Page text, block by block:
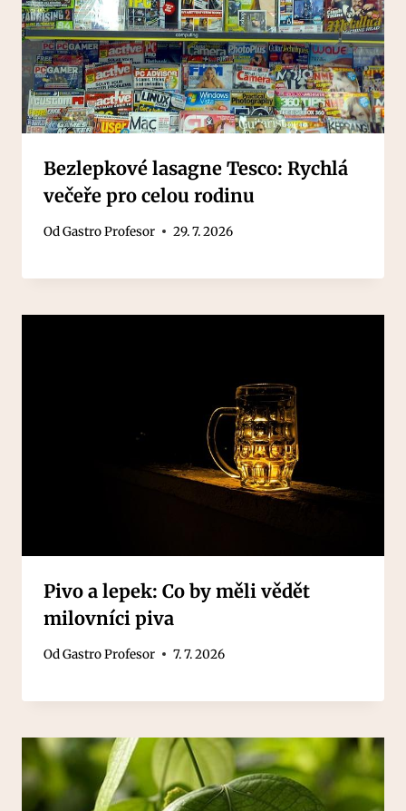
Bezlepkové lasagne Tesco: Rychlá
večeře pro celou rodinu
OdGastro Profesor 29. 7. 2026
Pivo a lepek: Co by měli vědět
milovníci piva
OdGastro Profesor 7. 7. 2026